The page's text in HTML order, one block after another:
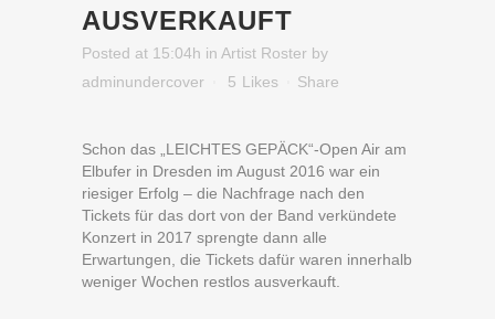
AUSVERKAUFT
Posted at 15:04h in Artist Roster by
adminundercover
5 Likes Share
Schon das „LEICHTES GEPÄCK“-Open Air am
Elbufer in Dresden im August 2016 war ein
riesiger Erfolg – die Nachfrage nach den
Tickets für das dort von der Band verkündete
Konzert in 2017 sprengte dann alle
Erwartungen, die Tickets dafür waren innerhalb
weniger Wochen restlos ausverkauft.